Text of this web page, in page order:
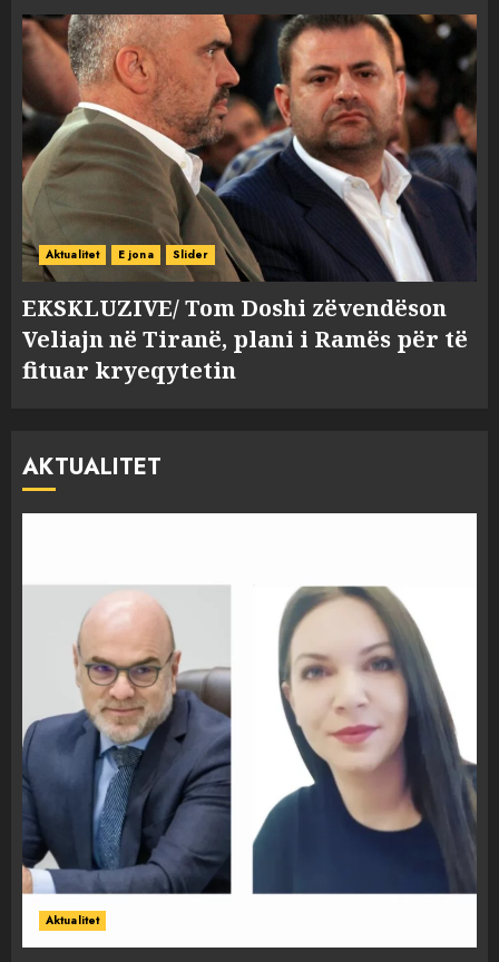
Aktualitet E jona Slider
EKSKLUZIVE/ Tom Doshi zëvendëson
Veliajn në Tiranë, plani i Ramës për të
fituar kryeqytetin
AKTUALITET
Aktualitet